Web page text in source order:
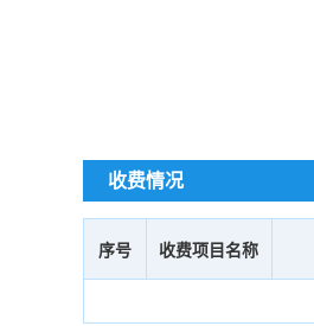
收费情况
序号 收费项目名称